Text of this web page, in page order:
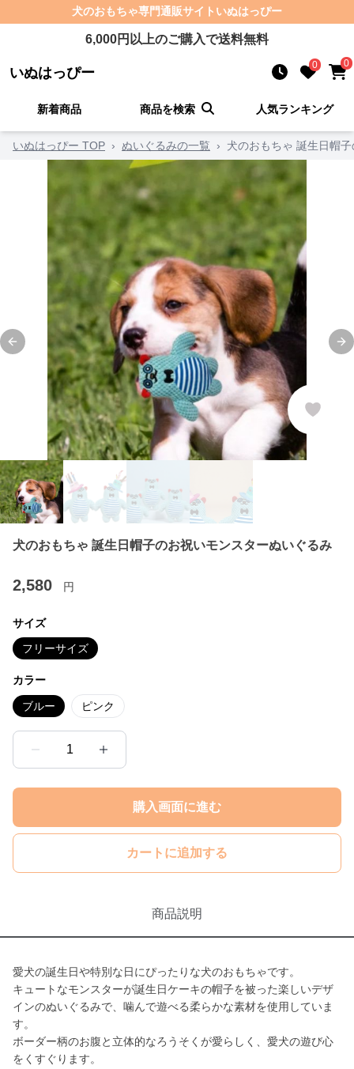
犬のおもちゃ専門通販サイト いぬはっぴー
6,000円以上のご購入で送料無料
いぬはっぴー 0 0
新着商品 商品を検索 人気ランキング
いぬはっぴー TOP › ぬいぐるみの一覧 › 犬のおもちゃ 誕生日帽
Previous slide
犬のおもちゃ 誕生日帽子のお祝いモンスターぬいぐるみ
2,580 円
サイズ
フリーサイズ
カラー
ブルー ピンク
1
購入画面に進む
カートに追加する
商品説明
愛犬の誕生日や特別な日にぴったりな犬のおもちゃです。
キュートなモンスターが誕生日ケーキの帽子を被った楽しいデザ
インのぬいぐるみで、噛んで遊べる柔らかな素材を使用していま
す。
ボーダー柄のお腹と立体的なろうそくが愛らしく、愛犬の遊び心
をくすぐります。